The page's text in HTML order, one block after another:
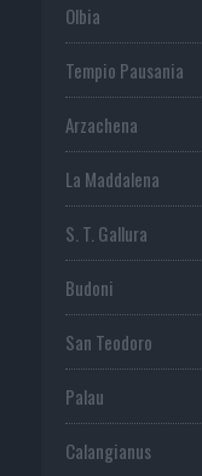
Olbia
Tempio Pausania
Arzachena
La Maddalena
S. T. Gallura
Budoni
San Teodoro
Palau
Calangianus